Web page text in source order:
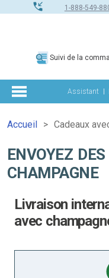
1-888-549-
Suivi de la
Assistant
Accueil Cadeaux
ENVOYEZ
CHAMPAGNE
Livraison
avec